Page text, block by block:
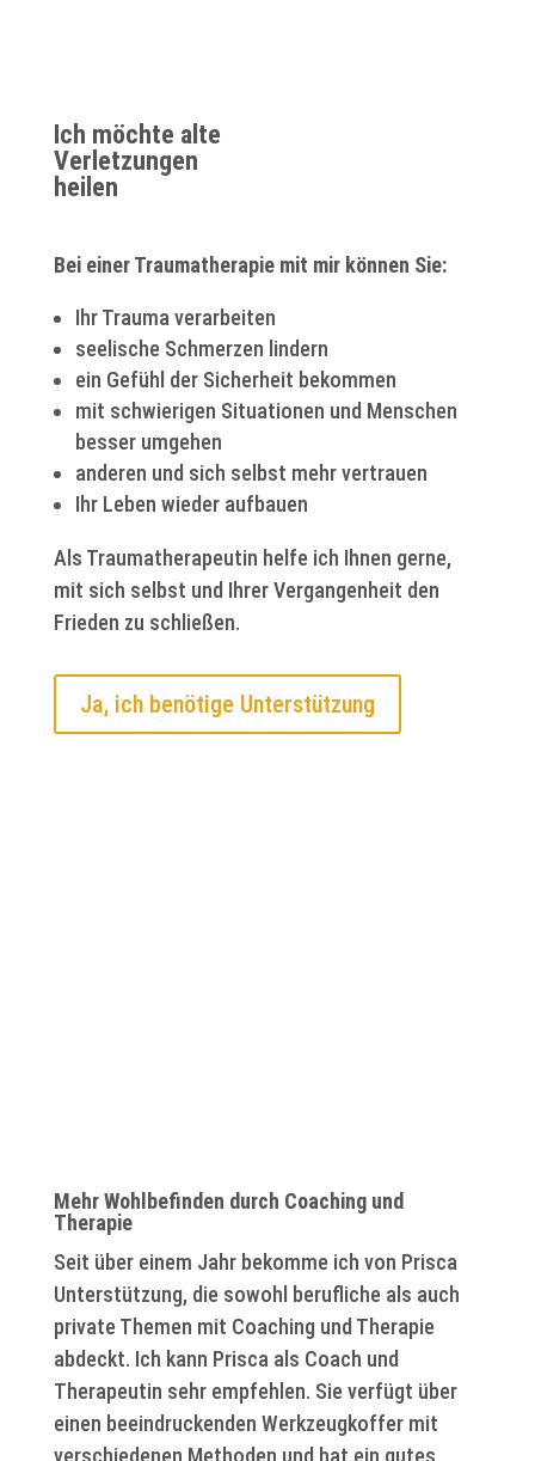
Ich möchte alte
Verletzungen
heilen
Bei einer Traumatherapie mit mir können Sie:
Ihr Trauma verarbeiten
seelische Schmerzen lindern
ein Gefühl der Sicherheit bekommen
mit schwierigen Situationen und Menschen
besser umgehen
anderen und sich selbst mehr vertrauen
Ihr Leben wieder aufbauen
Als Traumatherapeutin helfe ich Ihnen gerne,
mit sich selbst und Ihrer Vergangenheit den
Frieden zu schließen.
Ja, ich benötige Unterstützung
Mehr Wohlbefinden durch Coaching und
Therapie
Seit über einem Jahr bekomme ich von Prisca
Unterstützung, die sowohl berufliche als auch
private Themen mit Coaching und Therapie
abdeckt. Ich kann Prisca als Coach und
Therapeutin sehr empfehlen. Sie verfügt über
einen beeindruckenden Werkzeugkoffer mit
verschiedenen Methoden und hat ein gutes